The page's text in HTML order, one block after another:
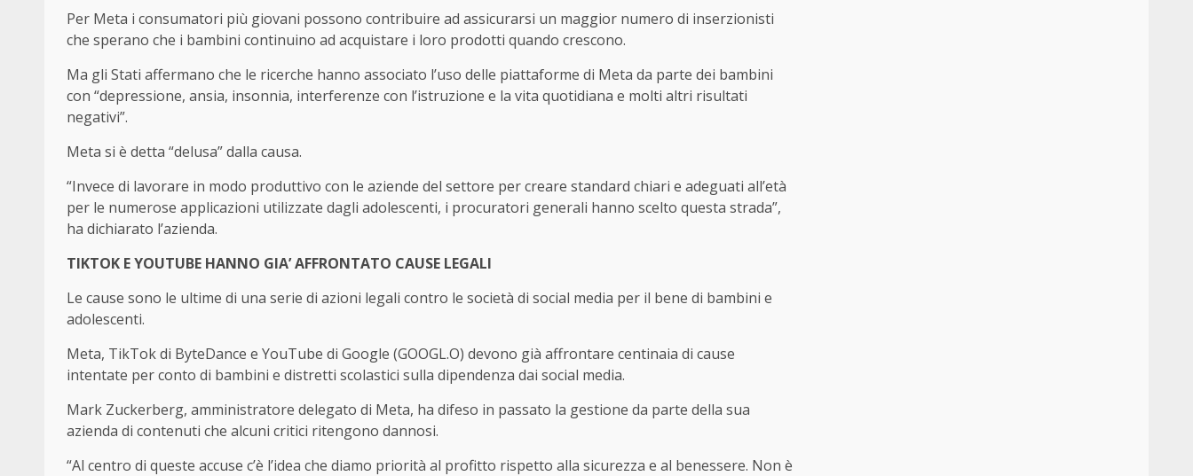
Per Meta i consumatori più giovani possono contribuire ad assicurarsi un maggior numero di inserzionisti
che sperano che i bambini continuino ad acquistare i loro prodotti quando crescono.
Ma gli Stati affermano che le ricerche hanno associato l’uso delle piattaforme di Meta da parte dei bambini
con “depressione, ansia, insonnia, interferenze con l’istruzione e la vita quotidiana e molti altri risultati
negativi”.
Meta si è detta “delusa” dalla causa.
“Invece di lavorare in modo produttivo con le aziende del settore per creare standard chiari e adeguati all’età
per le numerose applicazioni utilizzate dagli adolescenti, i procuratori generali hanno scelto questa strada”,
ha dichiarato l’azienda.
TIKTOK E YOUTUBE HANNO GIA’ AFFRONTATO CAUSE LEGALI
Le cause sono le ultime di una serie di azioni legali contro le società di social media per il bene di bambini e
adolescenti.
Meta, TikTok di ByteDance e YouTube di Google (GOOGL.O) devono già affrontare centinaia di cause
intentate per conto di bambini e distretti scolastici sulla dipendenza dai social media.
Mark Zuckerberg, amministratore delegato di Meta, ha difeso in passato la gestione da parte della sua
azienda di contenuti che alcuni critici ritengono dannosi.
“Al centro di queste accuse c’è l’idea che diamo priorità al profitto rispetto alla sicurezza e al benessere. Non è